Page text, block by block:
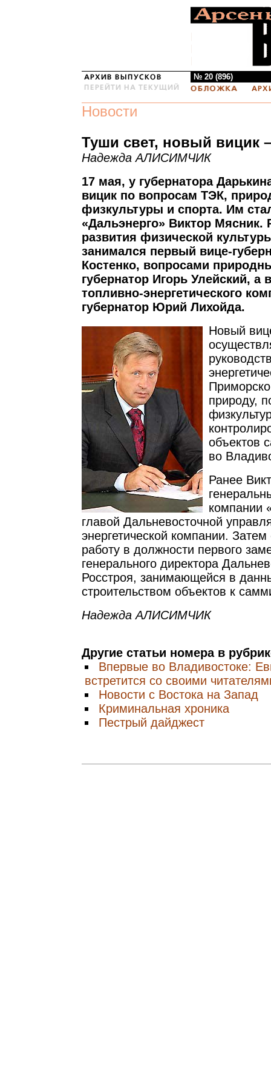
№ 20 (896)
Новости
Туши свет, новый вицик
Надежда АЛИСИМЧИК
17 мая, у губернатора
вицик по вопросам ТЭК,
физкультуры и спорта. Им
«Дальэнерго» Виктор
развития физической
занимался первый вице-
Костенко, вопросами
губернатор Игорь Улейский, а
топливно-энергетического
губернатор Юрий Лихойда.
Новый
природу,
объектов
во
Ранее
компании
главой Дальневосточной
энергетической компании.
работу в должности первого
генерального директора
Росстроя, занимающейся в
строительством объектов к
Надежда АЛИСИМЧИК
Другие статьи номера в
Впервые во Владивостоке:
встретится со своими
Новости с Востока на Запад
Криминальная хроника
Пестрый дайджест